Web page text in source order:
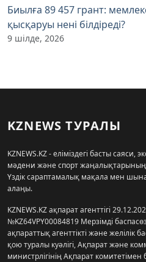
Биылға 89 457 грант:
қысқаруы нені білдіреді?
9 шілде, 2026
KZNEWS ТУРАЛЫ
KZNEWS.KZ - еліміздегі басты саяси,
мәдени және спорт жаңалықтарының
Үздік сараптамалық мақала мен
алаңы.
KZNEWS.KZ ақпарат агенттігі
№KZ64VPY00084819 Мерзімді
ақпараттық агенттікті және желілік
қою туралы куәлігі, Ақпарат және
министрлігінің Ақпарат комитетімен